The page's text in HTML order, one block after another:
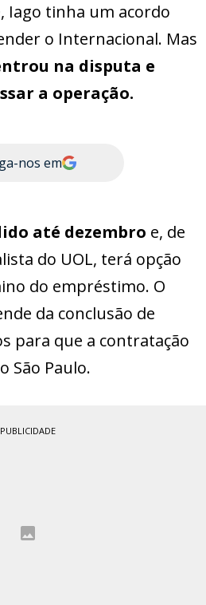
Iago tinha um acordo
o Internacional. Mas
na disputa e
a operação.
nos em
até dezembro e, de
do UOL, terá opção
do empréstimo. O
da conclusão de
para que a contratação
São Paulo.
PUBLICIDADE